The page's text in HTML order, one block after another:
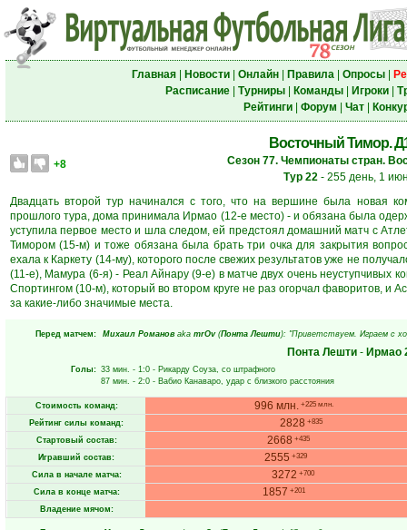
Главная| Новости| Онлайн| Правила| Опросы|
Расписание| Турниры| Команды| Игроки|
Рейтинги| Форум Чат|
Восточный Тимор.
+8
Сезон 77. Чемпионаты стран.
Тур 22 - 255 день, 1
Двадцать второй тур начинался с того, что на вершине была новая
прошлого тура, дома принимала Ирмао (12-е место) - и обязана была
уступила первое место и шла следом, ей предстоял домашний матч с
Тимором (15-м) и тоже обязана была брать три очка для закрытия
ехала к Каркету (14-му), которого после свежих результатов уже не
(11-е), Мамура (6-я) - Реал Айнару (9-е) в матче двух очень неуступчивых
Спортингом (10-м), который во втором круге не раз огорчал фаворитов, и
за какие-либо значимые места.
Перед матчем: Михаил Романов aka mrOv (Понта Лешти): "Приветствуем. Играем с
Понта Лешти - Ирмао
Голы: 33 мин. - 1:0 - Рикарду Соуза, со штрафного
87 мин. - 2:0 - Вабио Канаваро, удар с близкого расстояния
Стоимость команд: 996 млн. +225 млн.
Рейтинг силы команд: 2828 +835
Стартовый состав: 2668 +435
Игравший состав: 2555 +329
Сила в начале матча: 3272 +700
Сила в конце матча: 1857 +201
Владение мячом: